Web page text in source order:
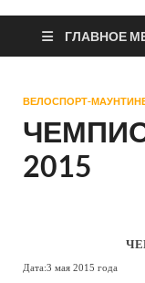
ГЛАВНОЕ
ВЕЛОСПОРТ-
2015
Дата:3 мая 2015 года